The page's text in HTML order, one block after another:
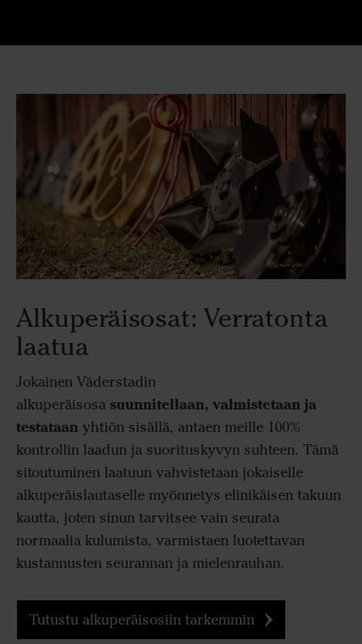
Alkuperäisosat: Verratonta
laatua
Jokainen Väderstadin
alkuperäisosa suunnitellaan, valmistetaan ja
testataan yhtiön sisällä, antaen meille 100%
kontrollin laadun ja suorituskyvyn suhteen. Tämä
sitoutuminen laatuun vahvistetaan jokaiselle
alkuperäislautaselle myönnetys elinikäisen takuun
kautta, joten sinun tarvitsee vain seurata
normaalia kulumista, varmistaen luotettavan
kustannusten seurannan ja mielenrauhan.
Tutustu alkuperäisosiin tarkemmin